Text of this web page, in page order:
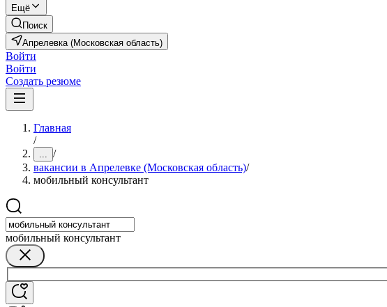
Ещё
Поиск
Апрелевка (Московская область)
Войти
Войти
Создать резюме
Главная
/
... /
вакансии в Апрелевке (Московская область)/
мобильный консультант
мобильный консультант